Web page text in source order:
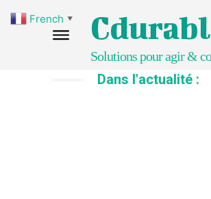
Solutions pour agir &
Dans l'actualité :
French ▼